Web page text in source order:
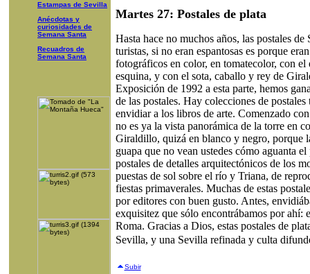
Estampas de Sevilla
Anécdotas y
curiosidades de
Semana Santa
Recuadros de
Semana Santa
Martes 27: Postales de plata
Hasta hace no muchos años, las postales
turistas, si no eran espantosas es porque
fotográficos en color, en tomatecolor, con
esquina, y con el sota, caballo y rey de
Exposición de 1992 a esta parte, hemos
de las postales. Hay colecciones de
envidiar a los libros de arte. Comenzado
no es ya la vista panorámica de la torre en
Giraldillo, quizá en blanco y negro, porque
guapa que no vean ustedes cómo aguanta
postales de detalles arquitectónicos de los
puestas de sol sobre el río y Triana, de
fiestas primaverales. Muchas de estas
por editores con buen gusto. Antes,
exquisitez que sólo encontrábamos por ahí:
Roma. Gracias a Dios, estas postales de
Sevilla, y una Sevilla refinada y culta
Subir